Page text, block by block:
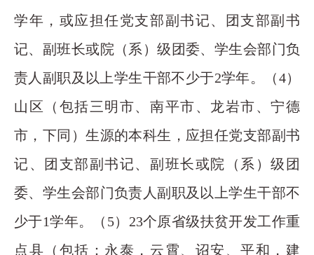
学年，或应担任党支部副书记、团支部副书
记、副班长或院（系）级团委、学生会部门负
责人副职及以上学生干部不少于2学年。（4）
山区（包括三明市、南平市、龙岩市、宁德
市，下同）生源的本科生，应担任党支部副书
记、团支部副书记、副班长或院（系）级团
委、学生会部门负责人副职及以上学生干部不
少于1学年。（5）23个原省级扶贫开发工作重
点县（包括：永泰，云霄、诏安、平和，建